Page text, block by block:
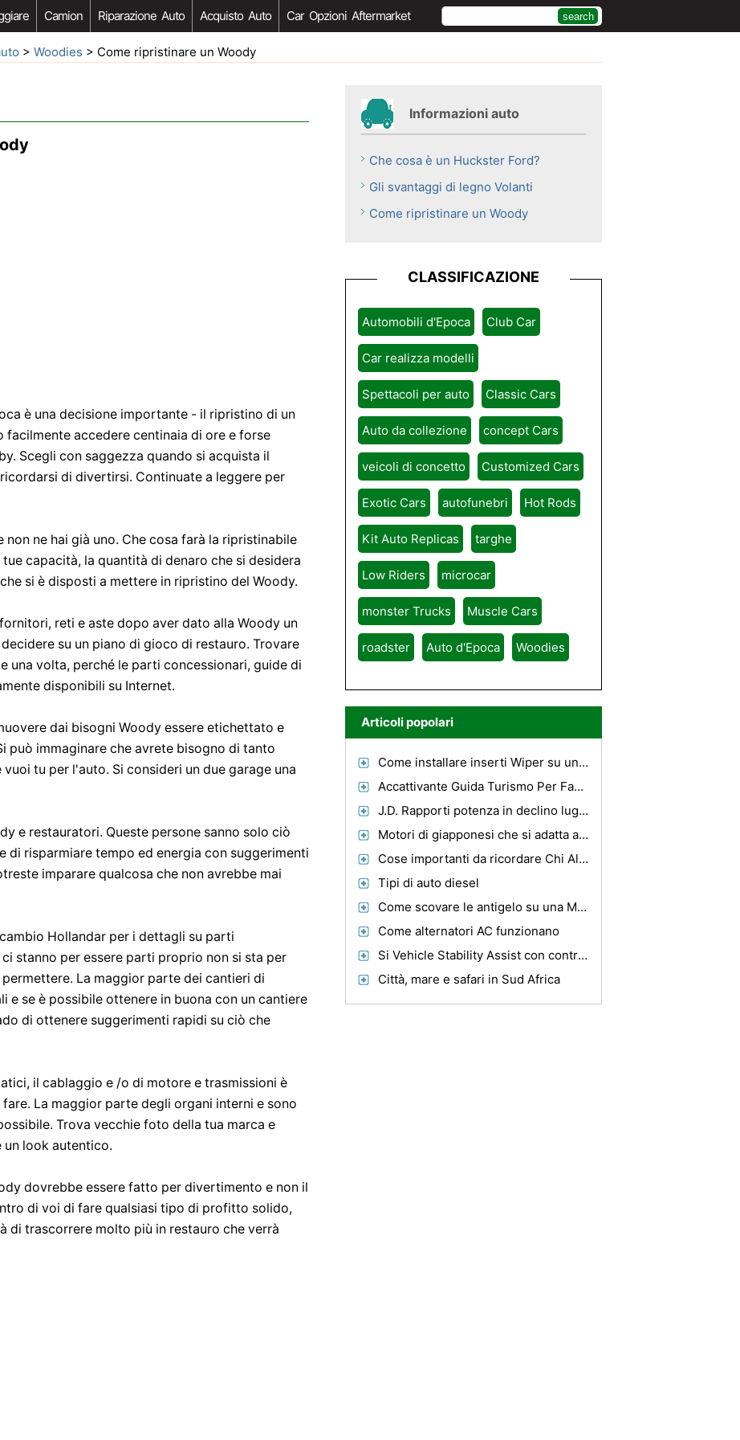
Camion Riparazione Auto Acquisto Auto Car Opzioni Aftermarket
> Woodies > Come ripristinare un Woody
è una decisione importante - il ripristino di un
facilmente accedere centinaia di ore e forse
Scegli con saggezza quando si acquista il
di divertirsi. Continuate a leggere per
ne hai già uno. Che cosa farà la ripristinabile
capacità, la quantità di denaro che si desidera
si è disposti a mettere in ripristino del Woody.
reti e aste dopo aver dato alla Woody un
su un piano di gioco di restauro. Trovare
una volta, perché le parti concessionari, guide di
disponibili su Internet.
dai bisogni Woody essere etichettato e
può immaginare che avrete bisogno di tanto
tu per l'auto. Si consideri un due garage una
e restauratori. Queste persone sanno solo ciò
di risparmiare tempo ed energia con suggerimenti
imparare qualcosa che non avrebbe mai
Hollandar per i dettagli su parti
stanno per essere parti proprio non si sta per
La maggior parte dei cantieri di
e se è possibile ottenere in buona con un cantiere
di ottenere suggerimenti rapidi su ciò che
il cablaggio e /o di motore e trasmissioni è
La maggior parte degli organi interni e sono
Trova vecchie foto della tua marca e
look autentico.
dovrebbe essere fatto per divertimento e non il
di voi di fare qualsiasi tipo di profitto solido,
di trascorrere molto più in restauro che verrà
Informazioni auto
Che cosa è un Huckster Ford?
Gli svantaggi di legno Volanti
Come ripristinare un Woody
CLASSIFICAZIONE
Automobili d'Epoca Club Car
Car realizza modelli
Spettacoli per auto Classic Cars
Auto da collezione concept Cars
veicoli di concetto Customized Cars
Exotic Cars autofunebri Hot Rods
Kit Auto Replicas targhe
Low Riders microcar
monster Trucks Muscle Cars
roadster Auto d'Epoca Woodies
Articoli popolari
Come installare inserti Wiper su una 2004 Toyota Sienna
Accattivante Guida Turismo Per Fantastic Hindley, Manchester
J.D. Rapporti potenza in declino luglio al dettaglio-vendita
Motori di giapponesi che si adatta a una Mazda MX-3
Cose importanti da ricordare Chi Alberghi e viaggiare
Tipi di auto diesel
Come scovare le antigelo su una Mazda MX-6
Come alternatori AC funzionano
Si Vehicle Stability Assist con controllo di trazione Paragonabile a trazione integrale ?
Città, mare e safari in Sud Africa